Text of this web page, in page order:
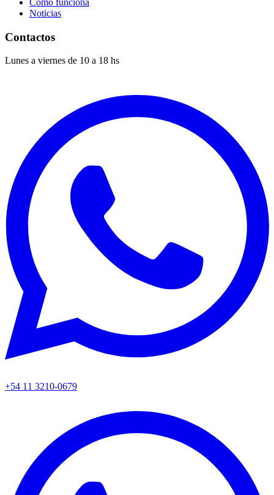
Cómo funciona
Noticias
Contactos
Lunes a viernes de 10 a 18 hs
+54 11 3210-0679